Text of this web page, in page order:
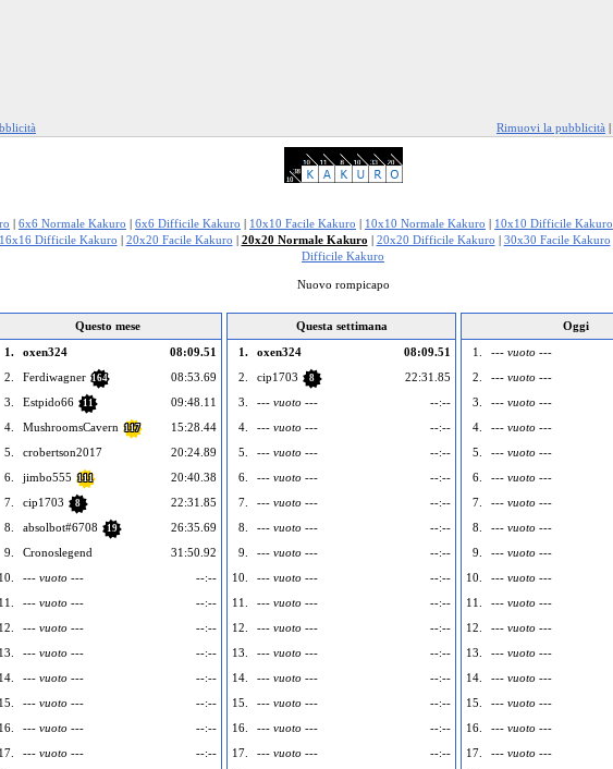
Rimuovi la pubblicità |
| 6x6 Normale Kakuro | 6x6 Difficile Kakuro | 10x10 Facile Kakuro | 10x10 Normale Kakuro | 10x10 Difficile Kakuro
16x16 Difficile Kakuro | 20x20 Facile Kakuro | 20x20 Normale Kakuro | 20x20 Difficile Kakuro | 30x30 Facile Kakuro
Difficile Kakuro
Nuovo rompicapo
Questo mese
1.
oxen324
08:09.51
2.
Ferdiwagner 164
08:53.69
3.
Estpido66 11
09:48.11
4.
MushroomsCavern 117
15:28.44
5.
crobertson2017
20:24.89
6.
jimbo555 111
20:40.38
7.
cip1703 8
22:31.85
8.
absolbot#6708 19
26:35.69
9.
Cronoslegend
31:50.92
10.
--- vuoto ---
--:--
11.
--- vuoto ---
--:--
12.
--- vuoto ---
--:--
13.
--- vuoto ---
--:--
14.
--- vuoto ---
--:--
15.
--- vuoto ---
--:--
16.
--- vuoto ---
--:--
17.
--- vuoto ---
--:--
Questa settimana
1.
oxen324
08:09.51
2.
cip1703 8
22:31.85
3.
--- vuoto ---
--:--
4.
--- vuoto ---
--:--
5.
--- vuoto ---
--:--
6.
--- vuoto ---
--:--
7.
--- vuoto ---
--:--
8.
--- vuoto ---
--:--
9.
--- vuoto ---
--:--
10.
--- vuoto ---
--:--
11.
--- vuoto ---
--:--
12.
--- vuoto ---
--:--
13.
--- vuoto ---
--:--
14.
--- vuoto ---
--:--
15.
--- vuoto ---
--:--
16.
--- vuoto ---
--:--
17.
--- vuoto ---
--:--
Oggi
1.
--- vuoto ---
2.
--- vuoto ---
3.
--- vuoto ---
4.
--- vuoto ---
5.
--- vuoto ---
6.
--- vuoto ---
7.
--- vuoto ---
8.
--- vuoto ---
9.
--- vuoto ---
10.
--- vuoto ---
11.
--- vuoto ---
12.
--- vuoto ---
13.
--- vuoto ---
14.
--- vuoto ---
15.
--- vuoto ---
16.
--- vuoto ---
17.
--- vuoto ---